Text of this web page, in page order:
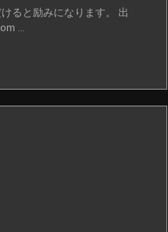
ると励みになります。 出
...